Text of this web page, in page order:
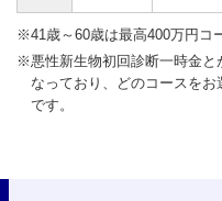
※41歳～60歳は最高400万円コ
※悪性新生物初回診断一時金と
なっており、どのコースを
です。